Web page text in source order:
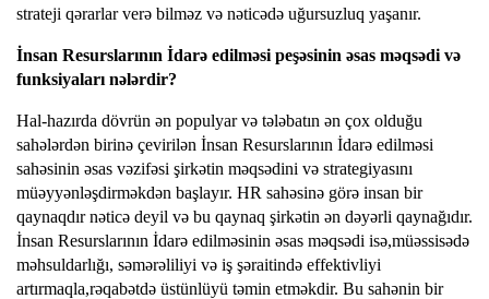
strateji qərarlar verə bilməz və nəticədə uğursuzluq yaşanır.
İnsan Resurslarının İdarə edilməsi peşəsinin əsas məqsədi və
funksiyaları nələrdir?
Hal-hazırda dövrün ən populyar və tələbatın ən çox olduğu
sahələrdən birinə çevirilən İnsan Resurslarının İdarə edilməsi
sahəsinin əsas vəzifəsi şirkətin məqsədini və strategiyasını
müəyyənləşdirməkdən başlayır. HR sahəsinə görə insan bir
qaynaqdır nəticə deyil və bu qaynaq şirkətin ən dəyərli qaynağıdır.
İnsan Resurslarının İdarə edilməsinin əsas məqsədi isə,müəssisədə
məhsuldarlığı, səmərəliliyi və iş şəraitində effektivliyi
artırmaqla,rəqabətdə üstünlüyü təmin etməkdir. Bu sahənin bir